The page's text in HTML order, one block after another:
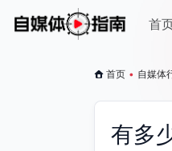
首
首页 • 自媒体
有多